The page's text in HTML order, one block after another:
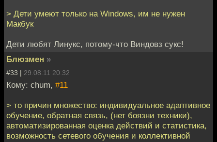
> Дети умеют только на Windows, им не нужен
Макбук
Дети любят Линукс, потому-что Виндовз сукс!
Блюзмен »
#33 | 29.08.11 20:32
Кому: chum, #11
> то причин множество: индивидуальное адаптивное
обучение, обратная связь, (нет боязни техники),
автоматизированная оценка действий и статистика,
возможность сетевого обучения и коллективной